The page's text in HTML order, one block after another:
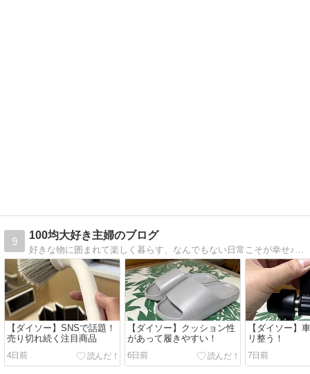
9
100均大好き主婦のブログ
【ダイソー】SNSで話題！
売り切れ続く注目商品
4日前
【ダイソー】クッション性
があって履きやすい！
6日前
【ダイソー】
リ整う！
7日前